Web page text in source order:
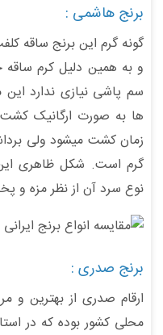
برنج هاشمی :
گونه گرم این برنج ساقه
و به همین دلیل کرم ساقه
سم پاشی نیازی ندارد
ها به صورت ارگانیک
زمان کشت میشود ولی
گرم است. شکل ظاهری این
نوع سرد آن از نظر مزه و
برنج صدری :
ارقام صدری از بهترین و
محلی کشور بوده که در